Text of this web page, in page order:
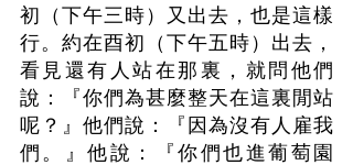
初（下午三時）又出去，也是這樣
行。約在酉初（下午五時）出去，
看見還有人站在那裏，就問他們
說：『你們為甚麼整天在這裏閒站
呢？』他們說：『因為沒有人雇我
們。』他說：『你們也進葡萄園